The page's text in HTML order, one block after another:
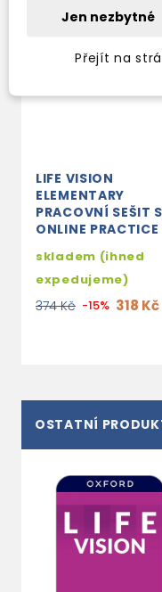
LIFE VISION
ELEMENTARY
PRACOVNÍ SEŠIT S
ONLINE PRACTICE
skladem (ihned
expedujeme)
374 Kč -15% 318 Kč
OSTATNÍ
Jen nezbytné
Přejít na